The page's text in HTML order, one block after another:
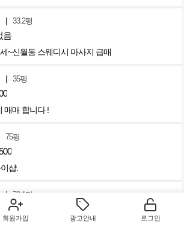
| 33.2평
음
~신월동 스웨디시 마사지 급매
| 35평
매매 합니다 !
75평
샵.
| 76.1평
회원가입 광고안내 로그인